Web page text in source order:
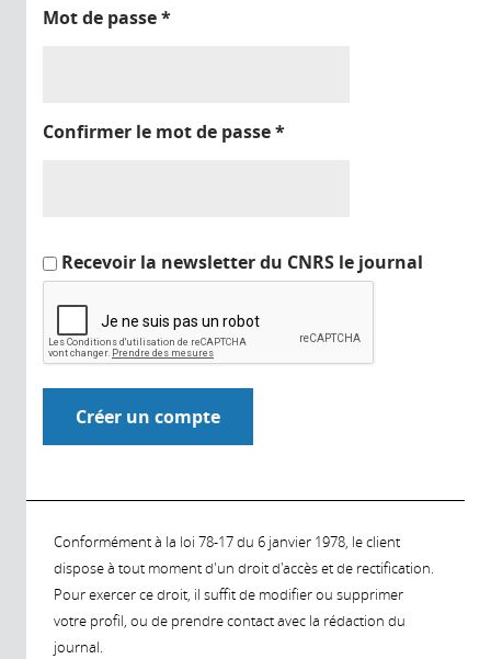
Mot de passe*
Confirmer le mot de passe*
Recevoir la newsletter du CNRS le journal
Conformément à la loi 78-17 du 6 janvier 1978, le client
dispose à tout moment d'un droit d'accès et de rectification.
Pour exercer ce droit, il suffit de modifier ou supprimer
votre profil, ou de prendre contact avec la rédaction du
journal.